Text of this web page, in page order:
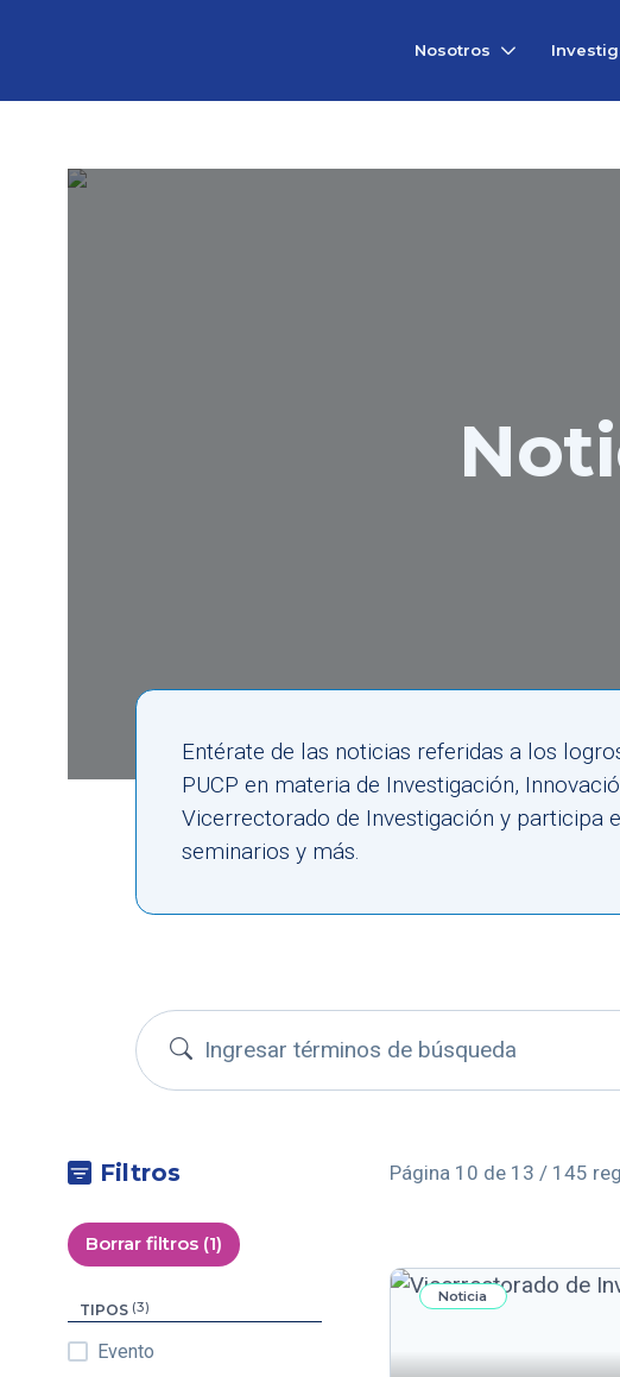
Investigación
Nosotros
Entérate de las noticias referidas a los
PUCP en materia de Investigación,
Vicerrectorado de Investigación y participa
seminarios y más.
Buscar convocatorias
Filtros
Borrar filtros (1)
TIPOS (3)
Evento
Página 10 de 13 / 145
Noticia